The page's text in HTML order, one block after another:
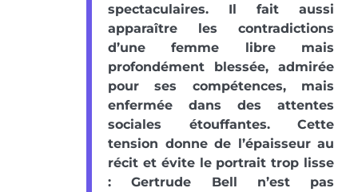
spectaculaires. Il fait aussi
apparaître les contradictions
d’une femme libre mais
profondément blessée, admirée
pour ses compétences, mais
enfermée dans des attentes
sociales étouffantes. Cette
tension donne de l’épaisseur au
récit et évite le portrait trop lisse
: Gertrude Bell n’est pas